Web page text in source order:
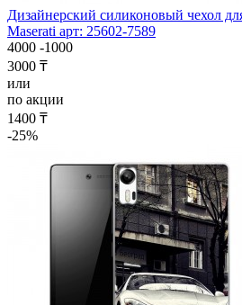
Дизайнерский силиконовый чехол
Maserati арт: 25602-7589
4000 -1000
3000 ₸
или
по акции
1400 ₸
-25%